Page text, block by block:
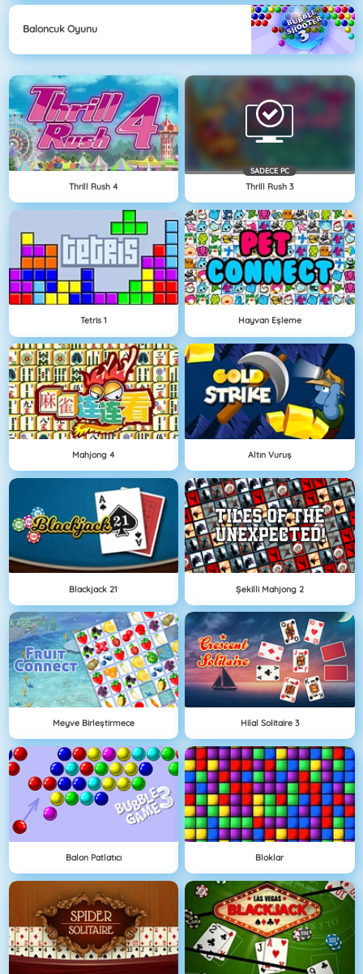
Baloncuk Oyunu
Thrill Rush 4
SADECE PC
Thrill Rush 3
Tetris 1 Hayvan Eşleme
Mahjong 4 Altın Vuruş
Blackjack 21 Şekilli Mahjong 2
Meyve Birleştirmece Hilal Solitaire 3
Balon Patlatıcı Bloklar